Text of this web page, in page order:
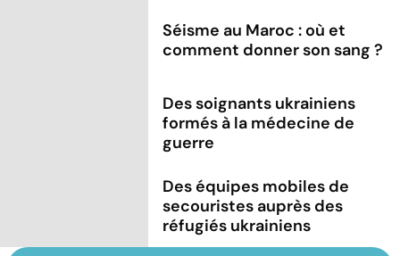
Séisme au Maroc : où et
comment donner son sang ?
Des soignants ukrainiens
formés à la médecine de
guerre
Des équipes mobiles de
secouristes auprès des
réfugiés ukrainiens